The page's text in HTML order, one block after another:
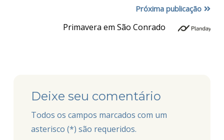
Próxima publicação
Primavera em São Conrado
Deixe seu comentário
Todos os campos marcados com um
asterisco (*) são requeridos.